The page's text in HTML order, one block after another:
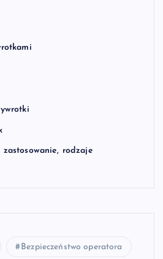
rodzaje
Bezpieczeństwo operatora